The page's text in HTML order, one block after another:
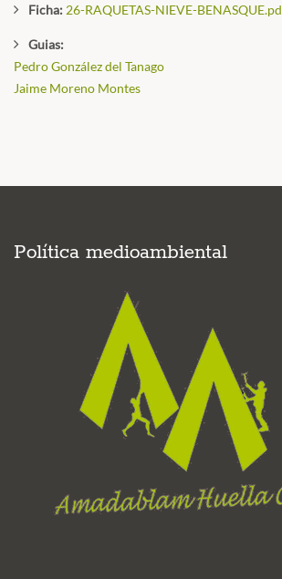
Ficha: 26-RAQUETAS-NIEVE-
Guias:
Pedro González del Tanago
Jaime Moreno Montes
Política medioambiental